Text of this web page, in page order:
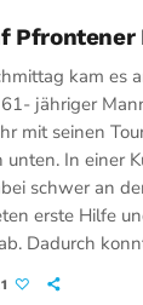
Pfrontener
kam es
jähriger
mit seinen
unten. In einer
schwer an
erste Hilfe
Dadurch